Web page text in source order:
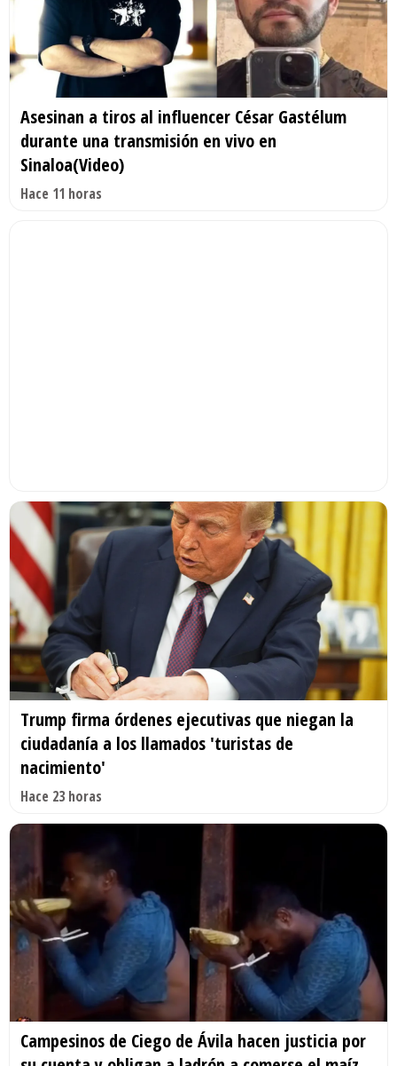
Asesinan a tiros al influencer César Gastélum
durante una transmisión en vivo en
Sinaloa(Video)
Hace 11 horas
Trump firma órdenes ejecutivas que niegan la
ciudadanía a los llamados 'turistas de
nacimiento'
Hace 23 horas
Campesinos de Ciego de Ávila hacen justicia por